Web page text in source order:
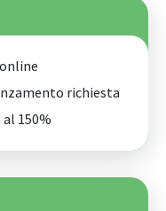
richiesta
150%